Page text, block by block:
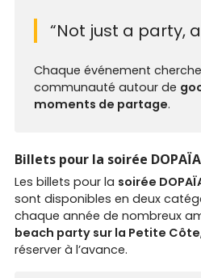
“Not just a party,
Chaque événement
communauté autour de
moments de partage.
Billets pour la soirée DOPAÏA
Les billets pour la soirée
sont disponibles en deux
chaque année de nombreux
beach party sur la Petite Côte
réserver à l’avance.